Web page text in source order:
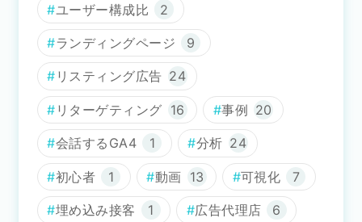
ユーザー構成比 2
ランディングページ 9
リスティング広告 24
リターゲティング 16 事例 20
会話するGA4 1 分析 24
初心者 1 動画 13 可視化 7
埋め込み接客 1 広告代理店 6